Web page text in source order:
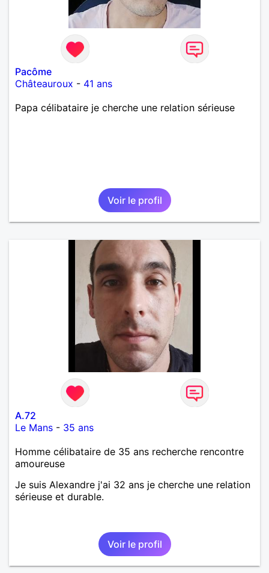
Pacôme
Châteauroux - 41 ans
Papa célibataire je cherche une relation sérieuse
Voir le profil
A.72
Le Mans - 35 ans
Homme célibataire de 35 ans recherche rencontre
amoureuse
Je suis Alexandre j'ai 32 ans je cherche une relation
sérieuse et durable.
Voir le profil